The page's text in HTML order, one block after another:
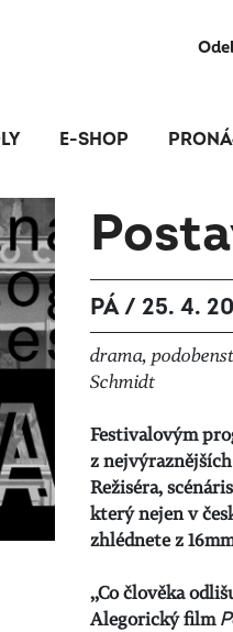
E-SHOP
PÁ / 25. 4.
drama,
Schmidt
Festivalovým
z
Režiséra,
který nejen v
zhlédnete z
,,Co člověka
Alegorický film